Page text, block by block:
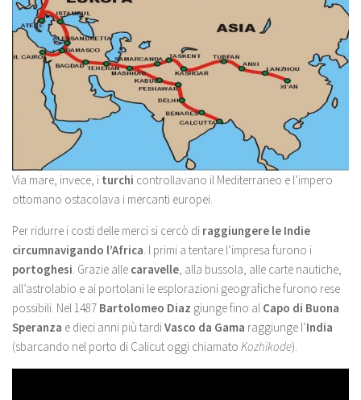
Via mare, invece, i turchi controllavano il Mediterraneo e l’impero
ottomano ostacolava i mercanti europei.
Per ridurre i costi delle merci si cercò di raggiungere le Indie
circumnavigando l’Africa. I primi a tentare l’impresa furono i
portoghesi. Grazie alle caravelle, alla bussola, alle carte nautiche,
all’astrolabio e ai portolani le esplorazioni geografiche furono rese
possibili. Nel 1487 Bartolomeo Diaz giunge fino al Capo di Buona
Speranza e dieci anni più tardiVasco da Gama raggiunge l’India
(sbarcando nel porto di Calicut oggi chiamato Kozhikode).